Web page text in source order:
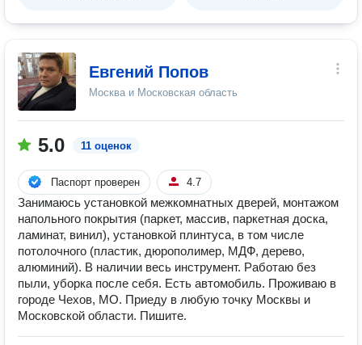
Евгений Попов
Москва и Московская область
5.0 11 оценок
Паспорт проверен 4.7
Занимаюсь установкой межкомнатных дверей, монтажом
напольного покрытия (паркет, массив, паркетная доска,
ламинат, винил), установкой плинтуса, в том числе
потолочного (пластик, дюрополимер, МДФ, дерево,
алюминий). В наличии весь инструмент. Работаю без
пыли, уборка после себя. Есть автомобиль. Проживаю в
городе Чехов, МО. Приеду в любую точку Москвы и
Московской области. Пишите.